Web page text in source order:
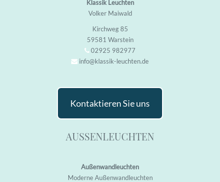
Klassik Leuchten
Volker Maiwald
Kirchweg 85
59581 Warstein
02925 982977
info@klassik-leuchten.de
Kontaktieren Sie uns
AUSSENLEUCHTEN
Außenwandleuchten
Moderne Außenwandleuchten